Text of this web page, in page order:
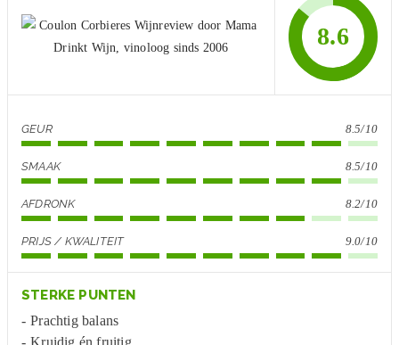
8.6
GEUR 8.5/10
SMAAK 8.5/10
AFDRONK 8.2/10
PRIJS / KWALITEIT 9.0/10
STERKE PUNTEN
Prachtig balans